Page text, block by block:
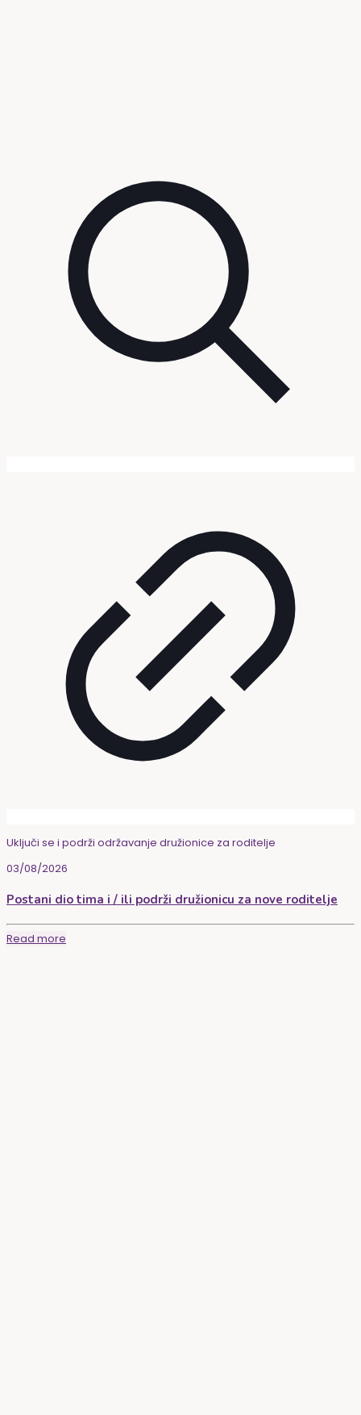
Uključi se i podrži održavanje družionice za roditelje
03/08/2026
Postani dio tima i / ili podrži družionicu za nove roditelje
Read more